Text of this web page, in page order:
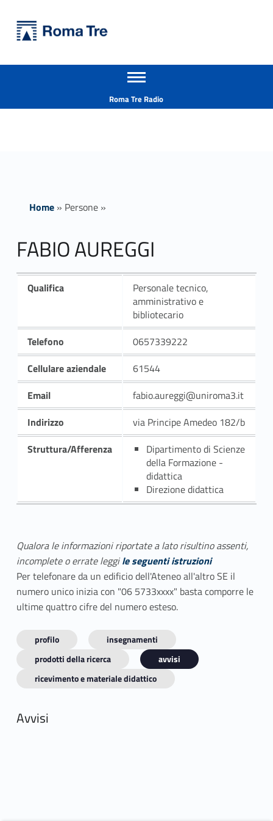
FABIO AUREGGI - Università Roma Tre
Apri il menu secondario
Roma Tre Radio
Home» Persone»
FABIO AUREGGI
Qualifica
Personale tecnico,
amministrativo e
bibliotecario
Telefono
0657339222
Cellulare aziendale
61544
Email
fabio.aureggi@uniroma3.it
Indirizzo
via Principe Amedeo 182/b
Struttura/Afferenza
Dipartimento di Scienze
della Formazione -
didattica
Direzione didattica
Qualora le informazioni riportate a lato risultino assenti,
incomplete o errate leggile seguenti istruzioni
Per telefonare da un edificio dell'Ateneo all'altro SE il
numero unico inizia con "06 5733xxxx" basta comporre le
ultime quattro cifre del numero esteso.
profilo
insegnamenti
prodotti della ricerca
avvisi
ricevimento e materiale didattico
Avvisi